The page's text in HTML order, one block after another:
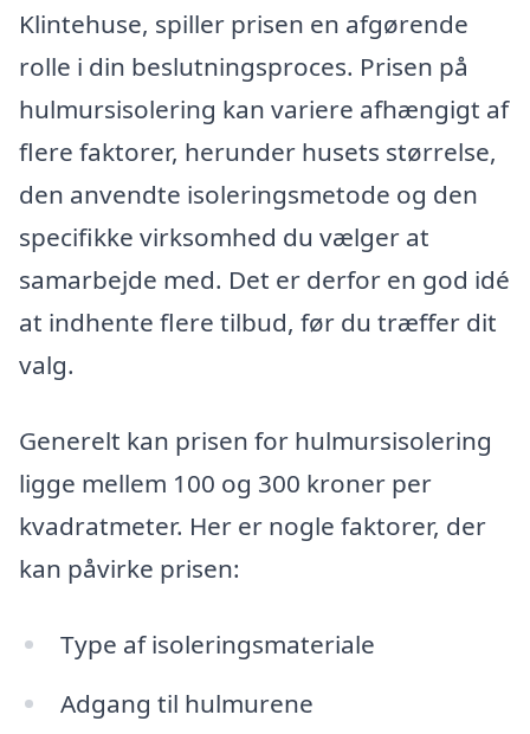
Klintehuse, spiller prisen en afgørende
rolle i din beslutningsproces. Prisen på
hulmursisolering kan variere afhængigt af
flere faktorer, herunder husets størrelse,
den anvendte isoleringsmetode og den
specifikke virksomhed du vælger at
samarbejde med. Det er derfor en god idé
at indhente flere tilbud, før du træffer dit
valg.
Generelt kan prisen for hulmursisolering
ligge mellem 100 og 300 kroner per
kvadratmeter. Her er nogle faktorer, der
kan påvirke prisen:
Type af isoleringsmateriale
Adgang til hulmurene